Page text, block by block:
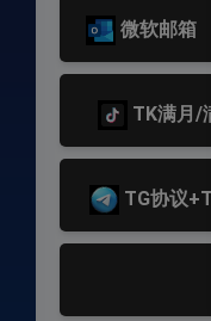
微软邮箱
TK满月/
TG协议